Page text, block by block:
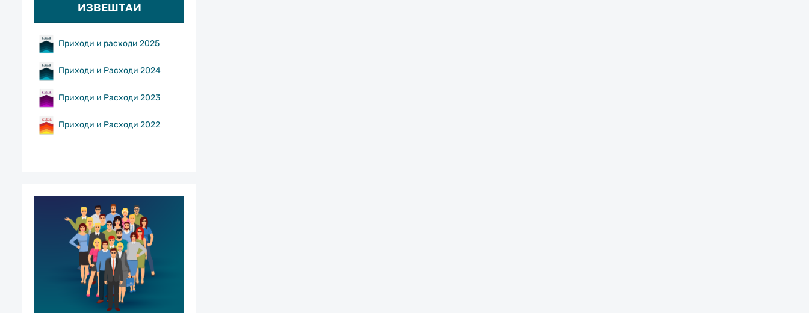
ИЗВЕШТАИ
Приходи и расходи 2025
Приходи и Расходи 2024
Приходи и Расходи 2023
Приходи и Расходи 2022